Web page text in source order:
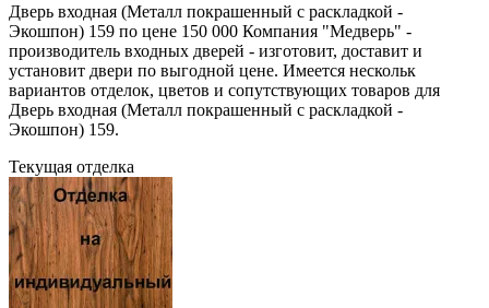
Дверь входная (Металл покрашенный с раскладкой -
Экошпон) 159 по цене 150 000 Компания "Медверь" -
производитель входных дверей - изготовит, доставит и
установит двери по выгодной цене. Имеется нескольк
вариантов отделок, цветов и сопутствующих товаров для
Дверь входная (Металл покрашенный с раскладкой -
Экошпон) 159.
Текущая отделка